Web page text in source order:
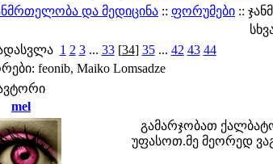
და მედიცინა :: ფორუმები ::
1 2 3... 33[34] 35... 42 43 44
feonib, Maiko Lomsadze
mel
გამარჯობათ
უფასოთ.მე მეორედ